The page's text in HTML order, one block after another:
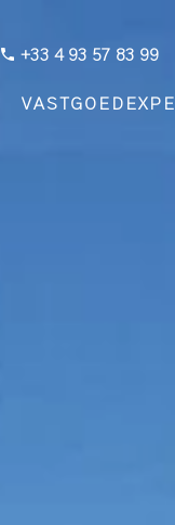
+33 4 93 57 83 99